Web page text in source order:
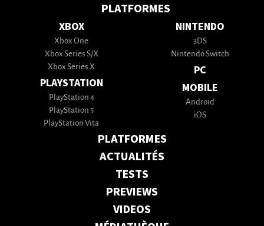
PLATFORMES
XBOX
Xbox One
Xbox Series S/X
Xbox Series X
PLAYSTATION
PlayStation 4
PlayStation 5
PlayStation Vita
NINTENDO
3DS
Nintendo Switch
PC
MOBILE
Android
iOS
PLATFORMES
ACTUALITÉS
TESTS
PREVIEWS
VIDEOS